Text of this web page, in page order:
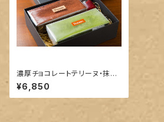
濃厚チョコレートテリーヌ・抹茶
とホワイトチョコのテリーヌセッ
ト（税込・送料込）
¥6,850